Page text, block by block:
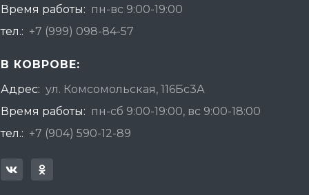
Время работы: пн-вс 9:00-19:00
тел.: +7 (999) 098-84-57
В КОВРОВЕ:
Адрес: ул. Комсомольская, 116Бс3А
Время работы: пн-сб 9:00-19:00, вс 9:00-18:00
тел.: +7 (904) 590-12-89